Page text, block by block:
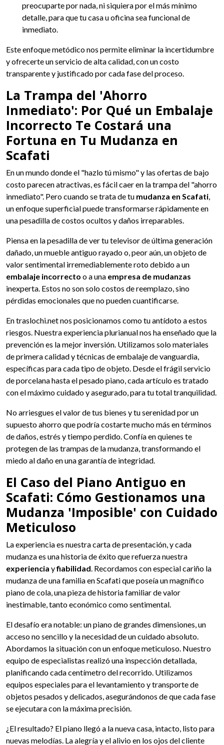
preocuparte por nada, ni siquiera por el más mínimo
detalle, para que tu casa u oficina sea funcional de
inmediato.
Este enfoque metódico nos permite eliminar la incertidumbre
y ofrecerte un servicio de alta calidad, con un costo
transparente y justificado por cada fase del proceso.
La Trampa del 'Ahorro
Inmediato': Por Qué un Embalaje
Incorrecto Te Costará una
Fortuna en Tu Mudanza en
Scafati
En un mundo donde el "hazlo tú mismo" y las ofertas de bajo
costo parecen atractivas, es fácil caer en la trampa del "ahorro
inmediato". Pero cuando se trata de tu mudanza en Scafati,
un enfoque superficial puede transformarse rápidamente en
una pesadilla de costos ocultos y daños irreparables.
Piensa en la pesadilla de ver tu televisor de última generación
dañado, un mueble antiguo rayado o, peor aún, un objeto de
valor sentimental irremediablemente roto debido a un
embalaje incorrecto o a una empresa de mudanzas
inexperta. Estos no son solo costos de reemplazo, sino
pérdidas emocionales que no pueden cuantificarse.
En traslochi.net nos posicionamos como tu antídoto a estos
riesgos. Nuestra experiencia plurianual nos ha enseñado que la
prevención es la mejor inversión. Utilizamos solo materiales
de primera calidad y técnicas de embalaje de vanguardia,
específicas para cada tipo de objeto. Desde el frágil servicio
de porcelana hasta el pesado piano, cada artículo es tratado
con el máximo cuidado y asegurado, para tu total tranquilidad.
No arriesgues el valor de tus bienes y tu serenidad por un
supuesto ahorro que podría costarte mucho más en términos
de daños, estrés y tiempo perdido. Confía en quienes te
protegen de las trampas de la mudanza, transformando el
miedo al daño en una garantía de integridad.
El Caso del Piano Antiguo en
Scafati: Cómo Gestionamos una
Mudanza 'Imposible' con Cuidado
Meticuloso
La experiencia es nuestra carta de presentación, y cada
mudanza es una historia de éxito que refuerza nuestra
experiencia yfiabilidad. Recordamos con especial cariño la
mudanza de una familia en Scafati que poseía un magnífico
piano de cola, una pieza de historia familiar de valor
inestimable, tanto económico como sentimental.
El desafío era notable: un piano de grandes dimensiones, un
acceso no sencillo y la necesidad de un cuidado absoluto.
Abordamos la situación con un enfoque meticuloso. Nuestro
equipo de especialistas realizó una inspección detallada,
planificando cada centímetro del recorrido. Utilizamos
equipos especiales para el levantamiento y transporte de
objetos pesados y delicados, asegurándonos de que cada fase
se ejecutara con la máxima precisión.
¿El resultado? El piano llegó a la nueva casa, intacto, listo para
nuevas melodías. La alegría y el alivio en los ojos del cliente